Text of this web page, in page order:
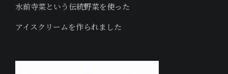
水前寺菜という伝統野菜を使った
アイスクリームを作られました